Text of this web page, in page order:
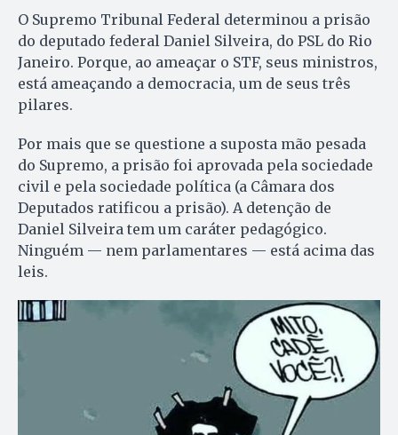
O Supremo Tribunal Federal determinou a prisão
do deputado federal Daniel Silveira, do PSL do Rio
Janeiro. Porque, ao ameaçar o STF, seus ministros,
está ameaçando a democracia, um de seus três
pilares.
Por mais que se questione a suposta mão pesada
do Supremo, a prisão foi aprovada pela sociedade
civil e pela sociedade política (a Câmara dos
Deputados ratificou a prisão). A detenção de
Daniel Silveira tem um caráter pedagógico.
Ninguém — nem parlamentares — está acima das
leis.